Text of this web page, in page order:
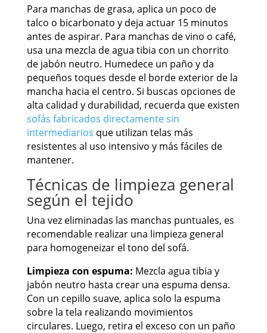
Para manchas de grasa, aplica un poco de
talco o bicarbonato y deja actuar 15 minutos
antes de aspirar. Para manchas de vino o café,
usa una mezcla de agua tibia con un chorrito
de jabón neutro. Humedece un paño y da
pequeños toques desde el borde exterior de la
mancha hacia el centro. Si buscas opciones de
alta calidad y durabilidad, recuerda que existen
sofás fabricados directamente sin
intermediarios que utilizan telas más
resistentes al uso intensivo y más fáciles de
mantener.
Técnicas de limpieza general
según el tejido
Una vez eliminadas las manchas puntuales, es
recomendable realizar una limpieza general
para homogeneizar el tono del sofá.
Limpieza con espuma: Mezcla agua tibia y
jabón neutro hasta crear una espuma densa.
Con un cepillo suave, aplica solo la espuma
sobre la tela realizando movimientos
circulares. Luego, retira el exceso con un paño